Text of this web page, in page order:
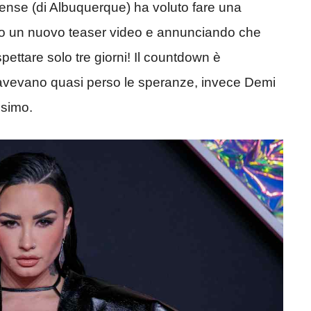
(di Albuquerque) ha voluto fare una
un nuovo teaser video e annunciando che
solo tre giorni! Il countdown è
quasi perso le speranze, invece Demi